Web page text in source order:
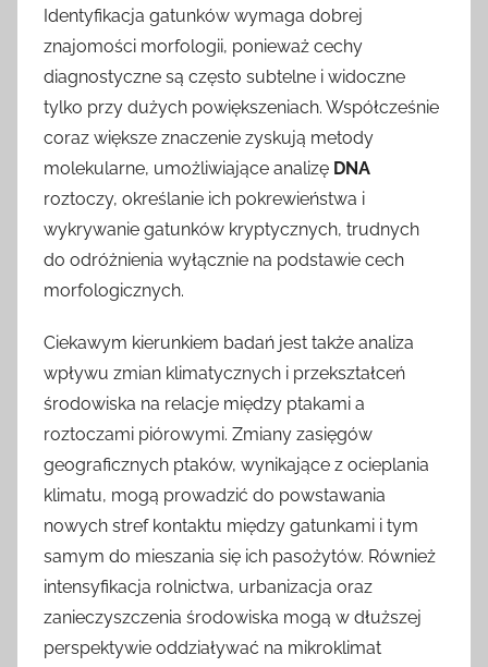
Identyfikacja gatunków wymaga dobrej
znajomości morfologii, ponieważ cechy
diagnostyczne są często subtelne i widoczne
tylko przy dużych powiększeniach. Współcześnie
coraz większe znaczenie zyskują metody
molekularne, umożliwiające analizę DNA
roztoczy, określanie ich pokrewieństwa i
wykrywanie gatunków kryptycznych, trudnych
do odróżnienia wyłącznie na podstawie cech
morfologicznych.
Ciekawym kierunkiem badań jest także analiza
wpływu zmian klimatycznych i przekształceń
środowiska na relacje między ptakami a
roztoczami piórowymi. Zmiany zasięgów
geograficznych ptaków, wynikające z ocieplania
klimatu, mogą prowadzić do powstawania
nowych stref kontaktu między gatunkami i tym
samym do mieszania się ich pasożytów. Również
intensyfikacja rolnictwa, urbanizacja oraz
zanieczyszczenia środowiska mogą w dłuższej
perspektywie oddziaływać na mikroklimat